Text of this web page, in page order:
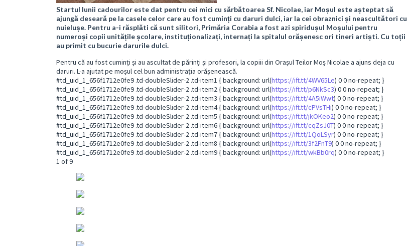
Startul lunii cadourilor este dat pentru cei mici cu sărbătoarea Sf. Nicolae, iar Moșul este așteptat să
ajungă deseară pe la casele celor care au fost cuminți cu daruri dulci, iar la cei obraznici și neascultători cu
nuielușe. Pentru a-i răsplăti că sunt silitori, Primăria Corabia a fost azi spiridușul Moșului pentru
numeroși copii unitățile școlare, instituționalizați, internați la spitalul orășenesc ori tineri artiști. Cu toții
au primit cu bucurie darurile dulci.
Pentru că au fost cuminți și au ascultat de părinți și profesori, la copiii din Orașul Teilor Moș Nicolae a ajuns deja cu
daruri. L-a ajutat pe moșul cel bun administrația orășenească.
#td_uid_1_656f1712e0fe9 .td-doubleSlider-2 .td-item1 { background: url(https://ift.tt/4WV65Le) 0 0 no-repeat; }
#td_uid_1_656f1712e0fe9 .td-doubleSlider-2 .td-item2 { background: url(https://ift.tt/p6NkSc3) 0 0 no-repeat; }
#td_uid_1_656f1712e0fe9 .td-doubleSlider-2 .td-item3 { background: url(https://ift.tt/4A5iWwt) 0 0 no-repeat; }
#td_uid_1_656f1712e0fe9 .td-doubleSlider-2 .td-item4 { background: url(https://ift.tt/cPVsTHi) 0 0 no-repeat; }
#td_uid_1_656f1712e0fe9 .td-doubleSlider-2 .td-item5 { background: url(https://ift.tt/jkOKeo2) 0 0 no-repeat; }
#td_uid_1_656f1712e0fe9 .td-doubleSlider-2 .td-item6 { background: url(https://ift.tt/cqZsJ0T) 0 0 no-repeat; }
#td_uid_1_656f1712e0fe9 .td-doubleSlider-2 .td-item7 { background: url(https://ift.tt/1QoLSyr) 0 0 no-repeat; }
#td_uid_1_656f1712e0fe9 .td-doubleSlider-2 .td-item8 { background: url(https://ift.tt/3f2FnT9) 0 0 no-repeat; }
#td_uid_1_656f1712e0fe9 .td-doubleSlider-2 .td-item9 { background: url(https://ift.tt/wkBb0rq) 0 0 no-repeat; }
1 of 9